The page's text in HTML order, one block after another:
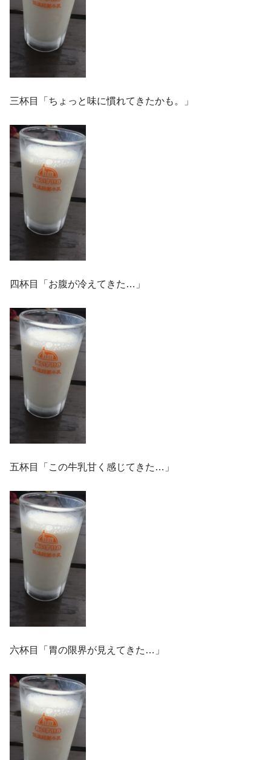
三杯目「ちょっと味に慣れてきたかも。」
四杯目「お腹が冷えてきた…」
五杯目「この牛乳甘く感じてきた…」
六杯目「胃の限界が見えてきた…」